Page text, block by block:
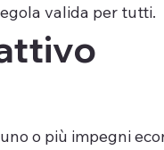
valida per tutti.
o più impegni